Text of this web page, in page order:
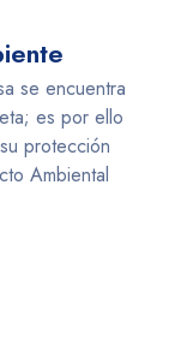
se encuentra
es por ello
protección
Ambiental